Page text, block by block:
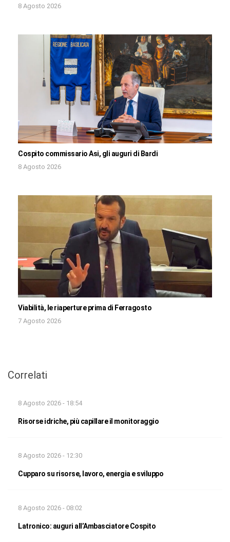
8 Agosto 2026
Cospito commissario Asi, gli auguri di Bardi
8 Agosto 2026
Viabilità, le riaperture prima di Ferragosto
7 Agosto 2026
Correlati
8 Agosto 2026 - 18:54
Risorse idriche, più capillare il monitoraggio
8 Agosto 2026 - 12:30
Cupparo su risorse, lavoro, energia e sviluppo
8 Agosto 2026 - 08:02
Latronico: auguri all’Ambasciatore Cospito